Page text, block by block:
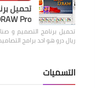
تحميل
Pro
ريال درو هو احد برامج
التسميات